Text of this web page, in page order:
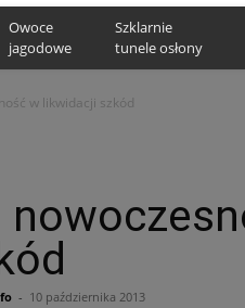
Owoce
jagodowe
Szklarnie
tunele osłony
w likwidacji szkód
- 10 października 2013